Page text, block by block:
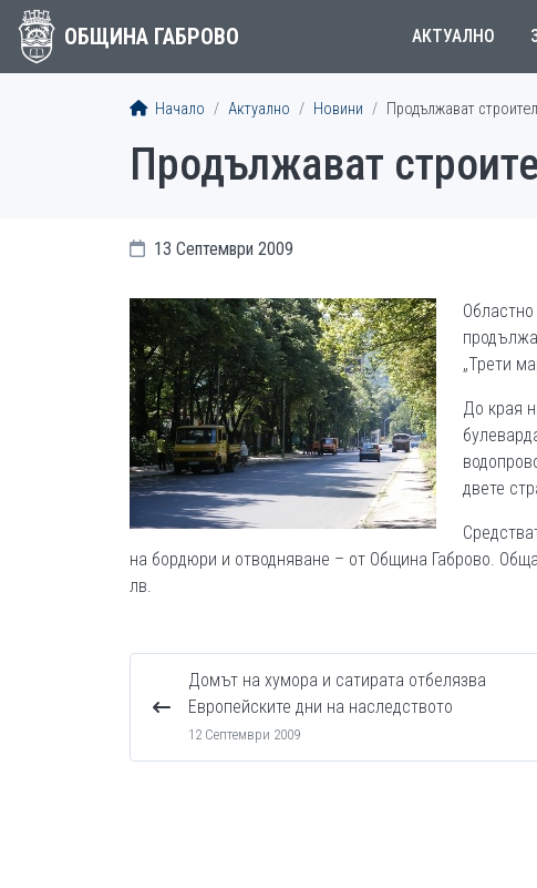
ОБЩИНА ГАБРОВО АКТУАЛНО
Начало Актуално Новини Продължават
Продължават
13 Септември 2009
„Трети
До края
двете
на бордюри и отводняване – от Община Габрово.
лв.
Домът на хумора и сатирата отбелязва
Европейските дни на наследството
12 Септември 2009